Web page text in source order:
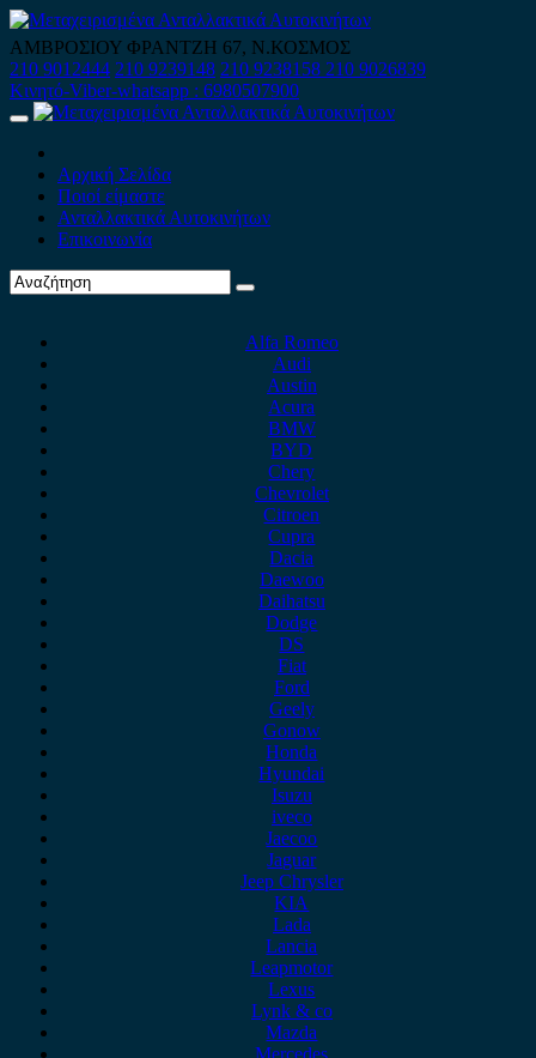
Skip
to
content
ΑΜΒΡΟΣΙΟΥ ΦΡΑΝΤΖΗ 67, Ν.ΚΟΣΜΟΣ
210 9012444 210 9239148 210 9238158 210 9026839
Κινητό-Viber-whatsapp : 6980507900
Primary
Αρχική Σελίδα
Ποιοί είμαστε
Ανταλλακτικά Αυτοκινήτων
Επικοινωνία
Alfa Romeo
Audi
Austin
Acura
BMW
BYD
Chery
Chevrolet
Citroen
Cupra
Dacia
Daewoo
Daihatsu
Dodge
DS
Fiat
Ford
Geely
Gonow
Honda
Hyundai
Isuzu
iveco
Jaecoo
Jaguar
Jeep Chrysler
KIA
Lada
Lancia
Leapmotor
Lexus
Lynk & co
Mazda
Mercedes